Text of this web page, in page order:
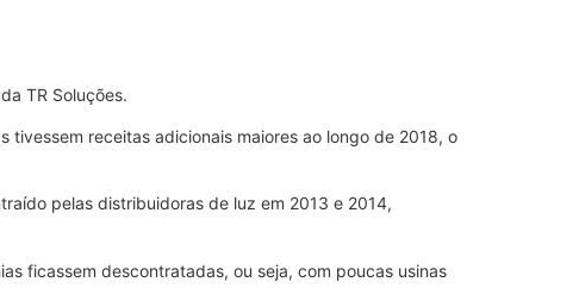
TR Soluções.
receitas adicionais maiores ao longo de 2018, o
pelas distribuidoras de luz em 2013 e 2014,
ficassem descontratadas, ou seja, com poucas usinas